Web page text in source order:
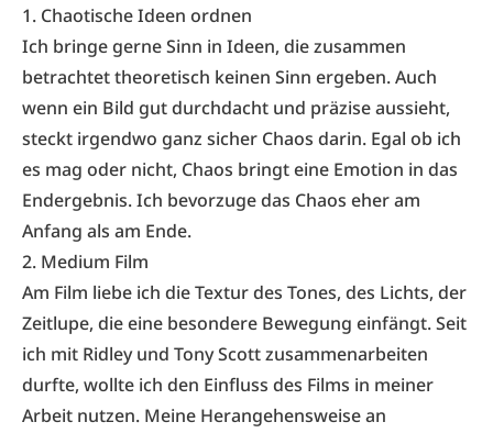
1. Chaotische Ideen ordnen
Ich bringe gerne Sinn in Ideen, die zusammen
betrachtet theoretisch keinen Sinn ergeben. Auch
wenn ein Bild gut durchdacht und präzise aussieht,
steckt irgendwo ganz sicher Chaos darin. Egal ob ich
es mag oder nicht, Chaos bringt eine Emotion in das
Endergebnis. Ich bevorzuge das Chaos eher am
Anfang als am Ende.
2. Medium Film
Am Film liebe ich die Textur des Tones, des Lichts, der
Zeitlupe, die eine besondere Bewegung einfängt. Seit
ich mit Ridley und Tony Scott zusammenarbeiten
durfte, wollte ich den Einfluss des Films in meiner
Arbeit nutzen. Meine Herangehensweise an